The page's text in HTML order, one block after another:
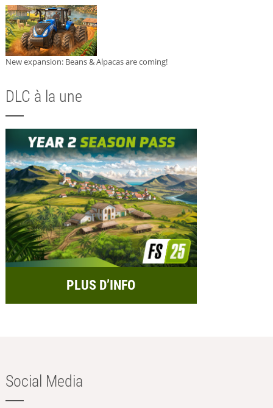
New expansion: Beans & Alpacas are coming!
DLC à la une
PLUS D’INFO
Social Media